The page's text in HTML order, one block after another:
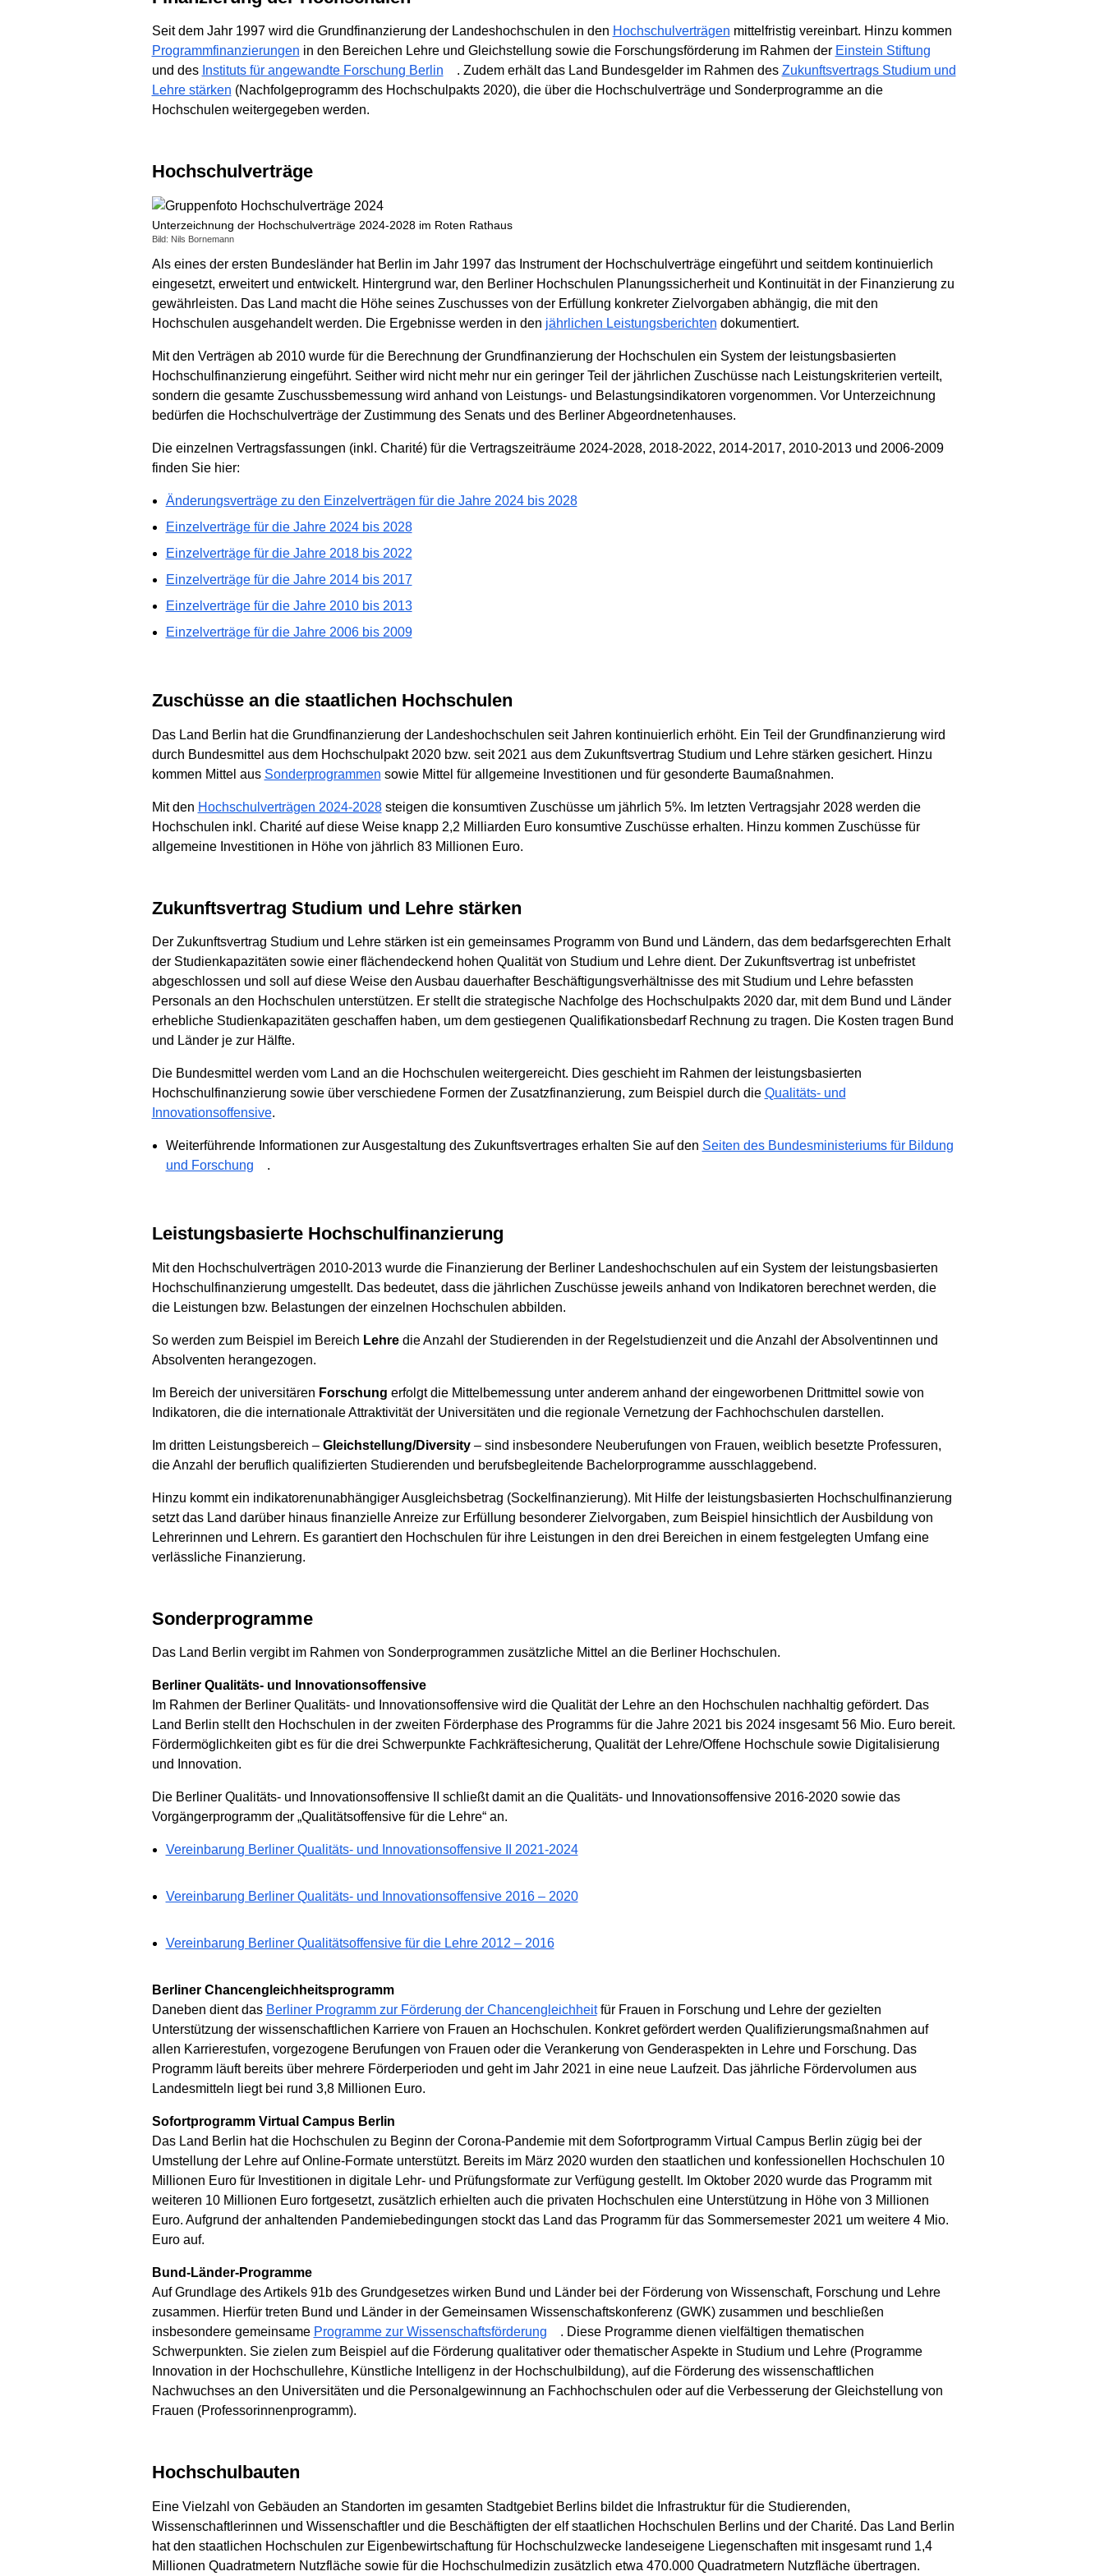
Seit dem Jahr 1997 wird die Grundfinanzierung der Landeshochschulen in den Hochschulverträgen mittelfristig vereinbart. Hinzu kommen
Programmfinanzierungen in den Bereichen Lehre und Gleichstellung sowie die Forschungsförderung im Rahmen der Einstein Stiftung
und des Instituts für angewandte Forschung Berlin . Zudem erhält das Land Bundesgelder im Rahmen des Zukunftsvertrags Studium und
Lehre stärken (Nachfolgeprogramm des Hochschulpakts 2020), die über die Hochschulverträge und Sonderprogramme an die
Hochschulen weitergegeben werden.
Unterzeichnung der Hochschulverträge 2024-2028 im Roten Rathaus
Bild: Nils Bornemann
Hochschulverträge
Als eines der ersten Bundesländer hat Berlin im Jahr 1997 das Instrument der Hochschulverträge eingeführt und seitdem kontinuierlich
eingesetzt, erweitert und entwickelt. Hintergrund war, den Berliner Hochschulen Planungssicherheit und Kontinuität in der Finanzierung zu
gewährleisten. Das Land macht die Höhe seines Zuschusses von der Erfüllung konkreter Zielvorgaben abhängig, die mit den
Hochschulen ausgehandelt werden. Die Ergebnisse werden in den jährlichen Leistungsberichten dokumentiert.
Mit den Verträgen ab 2010 wurde für die Berechnung der Grundfinanzierung der Hochschulen ein System der leistungsbasierten
Hochschulfinanzierung eingeführt. Seither wird nicht mehr nur ein geringer Teil der jährlichen Zuschüsse nach Leistungskriterien verteilt,
sondern die gesamte Zuschussbemessung wird anhand von Leistungs- und Belastungsindikatoren vorgenommen. Vor Unterzeichnung
bedürfen die Hochschulverträge der Zustimmung des Senats und des Berliner Abgeordnetenhauses.
Die einzelnen Vertragsfassungen (inkl. Charité) für die Vertragszeiträume 2024-2028, 2018-2022, 2014-2017, 2010-2013 und 2006-2009
finden Sie hier:
Änderungsverträge zu den Einzelverträgen für die Jahre 2024 bis 2028
Einzelverträge für die Jahre 2024 bis 2028
Einzelverträge für die Jahre 2018 bis 2022
Einzelverträge für die Jahre 2014 bis 2017
Einzelverträge für die Jahre 2010 bis 2013
Einzelverträge für die Jahre 2006 bis 2009
Zuschüsse an die staatlichen Hochschulen
Das Land Berlin hat die Grundfinanzierung der Landeshochschulen seit Jahren kontinuierlich erhöht. Ein Teil der Grundfinanzierung wird
durch Bundesmittel aus dem Hochschulpakt 2020 bzw. seit 2021 aus dem Zukunftsvertrag Studium und Lehre stärken gesichert. Hinzu
kommen Mittel aus Sonderprogrammen sowie Mittel für allgemeine Investitionen und für gesonderte Baumaßnahmen.
Mit den Hochschulverträgen 2024-2028steigen die konsumtiven Zuschüsse um jährlich 5%. Im letzten Vertragsjahr 2028 werden die
Hochschulen inkl. Charité auf diese Weise knapp 2,2 Milliarden Euro konsumtive Zuschüsse erhalten. Hinzu kommen Zuschüsse für
allgemeine Investitionen in Höhe von jährlich 83 Millionen Euro.
Zukunftsvertrag Studium und Lehre stärken
Der Zukunftsvertrag Studium und Lehre stärken ist ein gemeinsames Programm von Bund und Ländern, das dem bedarfsgerechten Erhalt
der Studienkapazitäten sowie einer flächendeckend hohen Qualität von Studium und Lehre dient. Der Zukunftsvertrag ist unbefristet
abgeschlossen und soll auf diese Weise den Ausbau dauerhafter Beschäftigungsverhältnisse des mit Studium und Lehre befassten
Personals an den Hochschulen unterstützen. Er stellt die strategische Nachfolge des Hochschulpakts 2020 dar, mit dem Bund und Länder
erhebliche Studienkapazitäten geschaffen haben, um dem gestiegenen Qualifikationsbedarf Rechnung zu tragen. Die Kosten tragen Bund
und Länder je zur Hälfte.
Die Bundesmittel werden vom Land an die Hochschulen weitergereicht. Dies geschieht im Rahmen der leistungsbasierten
Hochschulfinanzierung sowie über verschiedene Formen der Zusatzfinanzierung, zum Beispiel durch die Qualitäts- und
Innovationsoffensive.
Weiterführende Informationen zur Ausgestaltung des Zukunftsvertrages erhalten Sie auf den Seiten des Bundesministeriums für Bildung
und Forschung
.
Leistungsbasierte Hochschulfinanzierung
Mit den Hochschulverträgen 2010-2013 wurde die Finanzierung der Berliner Landeshochschulen auf ein System der leistungsbasierten
Hochschulfinanzierung umgestellt. Das bedeutet, dass die jährlichen Zuschüsse jeweils anhand von Indikatoren berechnet werden, die
die Leistungen bzw. Belastungen der einzelnen Hochschulen abbilden.
So werden zum Beispiel im Bereich Lehredie Anzahl der Studierenden in der Regelstudienzeit und die Anzahl der Absolventinnen und
Absolventen herangezogen.
Im Bereich der universitären Forschung erfolgt die Mittelbemessung unter anderem anhand der eingeworbenen Drittmittel sowie von
Indikatoren, die die internationale Attraktivität der Universitäten und die regionale Vernetzung der Fachhochschulen darstellen.
Im dritten Leistungsbereich – Gleichstellung/Diversity– sind insbesondere Neuberufungen von Frauen, weiblich besetzte Professuren,
die Anzahl der beruflich qualifizierten Studierenden und berufsbegleitende Bachelorprogramme ausschlaggebend.
Hinzu kommt ein indikatorenunabhängiger Ausgleichsbetrag (Sockelfinanzierung). Mit Hilfe der leistungsbasierten Hochschulfinanzierung
setzt das Land darüber hinaus finanzielle Anreize zur Erfüllung besonderer Zielvorgaben, zum Beispiel hinsichtlich der Ausbildung von
Lehrerinnen und Lehrern. Es garantiert den Hochschulen für ihre Leistungen in den drei Bereichen in einem festgelegten Umfang eine
verlässliche Finanzierung.
Sonderprogramme
Das Land Berlin vergibt im Rahmen von Sonderprogrammen zusätzliche Mittel an die Berliner Hochschulen.
Berliner Qualitäts- und Innovationsoffensive
Im Rahmen der Berliner Qualitäts- und Innovationsoffensive wird die Qualität der Lehre an den Hochschulen nachhaltig gefördert. Das
Land Berlin stellt den Hochschulen in der zweiten Förderphase des Programms für die Jahre 2021 bis 2024 insgesamt 56 Mio. Euro bereit.
Fördermöglichkeiten gibt es für die drei Schwerpunkte Fachkräftesicherung, Qualität der Lehre/Offene Hochschule sowie Digitalisierung
und Innovation.
Die Berliner Qualitäts- und Innovationsoffensive II schließt damit an die Qualitäts- und Innovationsoffensive 2016-2020 sowie das
Vorgängerprogramm der „Qualitätsoffensive für die Lehre“ an.
Vereinbarung Berliner Qualitäts- und Innovationsoffensive II 2021-2024
Vereinbarung Berliner Qualitäts- und Innovationsoffensive 2016 – 2020
Vereinbarung Berliner Qualitätsoffensive für die Lehre 2012 – 2016
Berliner Chancengleichheitsprogramm
Daneben dient das Berliner Programm zur Förderung der Chancengleichheitfür Frauen in Forschung und Lehre der gezielten
Unterstützung der wissenschaftlichen Karriere von Frauen an Hochschulen. Konkret gefördert werden Qualifizierungsmaßnahmen auf
allen Karrierestufen, vorgezogene Berufungen von Frauen oder die Verankerung von Genderaspekten in Lehre und Forschung. Das
Programm läuft bereits über mehrere Förderperioden und geht im Jahr 2021 in eine neue Laufzeit. Das jährliche Fördervolumen aus
Landesmitteln liegt bei rund 3,8 Millionen Euro.
Sofortprogramm Virtual Campus Berlin
Das Land Berlin hat die Hochschulen zu Beginn der Corona-Pandemie mit dem Sofortprogramm Virtual Campus Berlin zügig bei der
Umstellung der Lehre auf Online-Formate unterstützt. Bereits im März 2020 wurden den staatlichen und konfessionellen Hochschulen 10
Millionen Euro für Investitionen in digitale Lehr- und Prüfungsformate zur Verfügung gestellt. Im Oktober 2020 wurde das Programm mit
weiteren 10 Millionen Euro fortgesetzt, zusätzlich erhielten auch die privaten Hochschulen eine Unterstützung in Höhe von 3 Millionen
Euro. Aufgrund der anhaltenden Pandemiebedingungen stockt das Land das Programm für das Sommersemester 2021 um weitere 4 Mio.
Euro auf.
Bund-Länder-Programme
Auf Grundlage des Artikels 91b des Grundgesetzes wirken Bund und Länder bei der Förderung von Wissenschaft, Forschung und Lehre
zusammen. Hierfür treten Bund und Länder in der Gemeinsamen Wissenschaftskonferenz (GWK) zusammen und beschließen
insbesondere gemeinsame Programme zur Wissenschaftsförderung
. Diese Programme dienen vielfältigen thematischen
Schwerpunkten. Sie zielen zum Beispiel auf die Förderung qualitativer oder thematischer Aspekte in Studium und Lehre (Programme
Innovation in der Hochschullehre, Künstliche Intelligenz in der Hochschulbildung), auf die Förderung des wissenschaftlichen
Nachwuchses an den Universitäten und die Personalgewinnung an Fachhochschulen oder auf die Verbesserung der Gleichstellung von
Frauen (Professorinnenprogramm).
Hochschulbauten
Eine Vielzahl von Gebäuden an Standorten im gesamten Stadtgebiet Berlins bildet die Infrastruktur für die Studierenden,
Wissenschaftlerinnen und Wissenschaftler und die Beschäftigten der elf staatlichen Hochschulen Berlins und der Charité. Das Land Berlin
hat den staatlichen Hochschulen zur Eigenbewirtschaftung für Hochschulzwecke landeseigene Liegenschaften mit insgesamt rund 1,4
Millionen Quadratmetern Nutzfläche sowie für die Hochschulmedizin zusätzlich etwa 470.000 Quadratmetern Nutzfläche übertragen.